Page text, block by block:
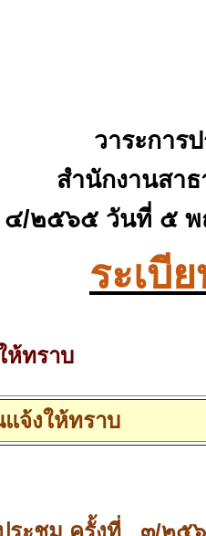
วาระการ
สำนักงานสา
๔/๒๕๖๕ วันที่ ๕
ระเบี
ห้ทราบ
แจ้งให้ทราบ
ระชุม ครั้งที่
๓/๒๕